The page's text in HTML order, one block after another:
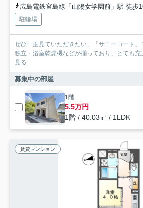
広島電鉄宮島線「山陽女学園前」駅 徒歩
駐輪場
ぜひ一度見ていただきたい、「サニーコート
独立・浴室乾燥機などが揃っており、とても充
見る
募集中の部屋
1階
5.5万円
1階 / 40.03㎡ / 1LDK
賃貸マンション